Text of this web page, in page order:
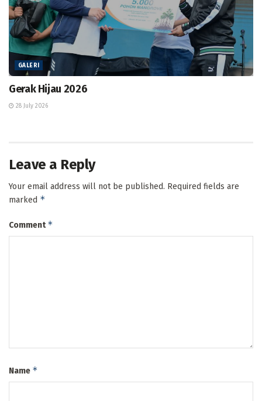
GALERI
Gerak Hijau 2026
28 July 2026
Leave a Reply
Your email address will not be published. Required fields are
marked *
Comment*
Name *